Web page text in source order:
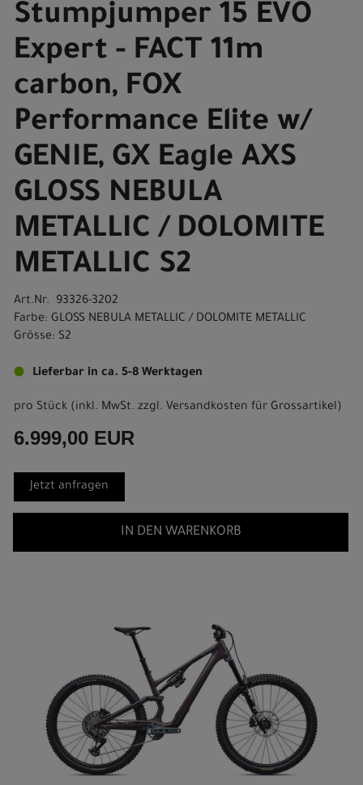
Stumpjumper 15 EVO
Expert - FACT 11m
carbon, FOX
Performance Elite w/
GENIE, GX Eagle AXS
GLOSS NEBULA
METALLIC / DOLOMITE
METALLIC S2
Art.Nr. 93326-3202
Farbe: GLOSS NEBULA METALLIC / DOLOMITE METALLIC
Grösse: S2
Lieferbar in ca. 5-8 Werktagen
pro Stück (inkl. MwSt. zzgl. Versandkosten für Grossartikel)
6.999,00 EUR
Jetzt anfragen
IN DEN WARENKORB